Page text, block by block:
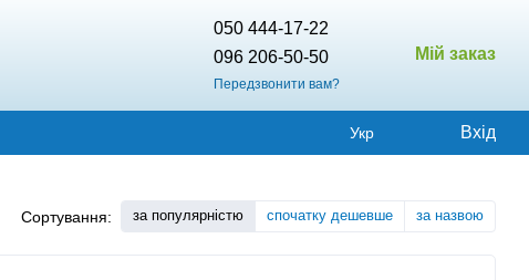
050 444-17-22
096 206-50-50
Передзвонити вам?
Мій заказ
Укр Вхід
Сортування: за популярністю спочатку дешевше за назвою